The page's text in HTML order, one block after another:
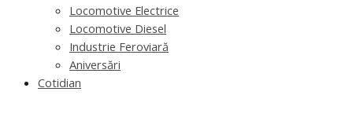
Locomotive Electrice
Locomotive Diesel
Industrie Feroviară
Aniversări
Cotidian